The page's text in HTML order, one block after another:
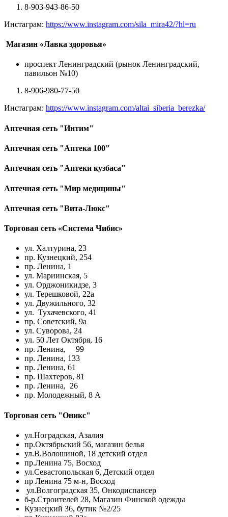
8-903-943-86-50
Инстаграм: https://www.instagram.com/sila_mira42/?hl=ru
Магазин «Лавка здоровья»
проспект Ленинградский (рынок Ленинградский,
павильон №10)
8-906-980-77-50
Инстаграм: https://www.instagram.com/altai_siberia_berezka/
Аптечная сеть "Интим"
Аптечная сеть "Аптека 100"
Аптечная сеть "Аптеки кузбаса"
Аптечная сеть "Мир медицины"
Аптечная сеть "Вита-Люкс"
Торговая сеть «Система Чибис»
ул. Халтурина, 23
пр. Кузнецкий, 254
пр. Ленина, 1
ул. Мариинская, 5
ул. Орджоникидзе, 3
ул. Терешковой, 22а
ул. Двужильного, 32
ул. Тухачевского, 41
пр. Советский, 9а
ул. Суворова, 24
ул. 50 Лет Октября, 16
пр. Ленина, 99
пр. Ленина, 133
пр. Ленина, 61
пр. Шахтеров, 81
пр. Ленина, 26
пр. Молодежный, 8 А
Торговая сеть "Оникс"
ул.Ноградская, Азалия
пр.Октябрьский 56, магазин белья
ул.В.Волошиной, 18 детский отдел
пр.Ленина 75, Восход
ул.Севастопольская 6, Детский отдел
пр Ленина 75 м-н, Восход
ул.Волгоградская 35, Онкодиспансер
б-р.Строителей 28, Магазин Финской одежды
Кузнецкий 36, бутик №2/25